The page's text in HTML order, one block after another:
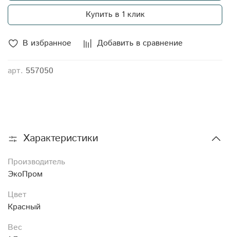
В избранное Добавить в сравнение
арт. 557050
Купить в 1 клик
Характеристики
Производитель
ЭкоПром
Цвет
Красный
Вес